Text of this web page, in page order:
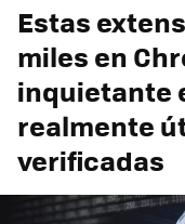
Estas
miles en
inquietante
realmente
verificadas